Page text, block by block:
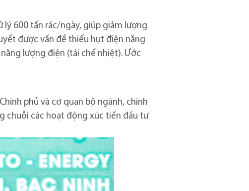
lý 600 tấn rác/ngày, giúp giảm lượng
được vấn đề thiếu hụt điện năng
lượng điện (tái chế nhiệt). Ước
phủ và cơ quan bộ ngành, chính
chuỗi các hoạt động xúc tiến đầu tư